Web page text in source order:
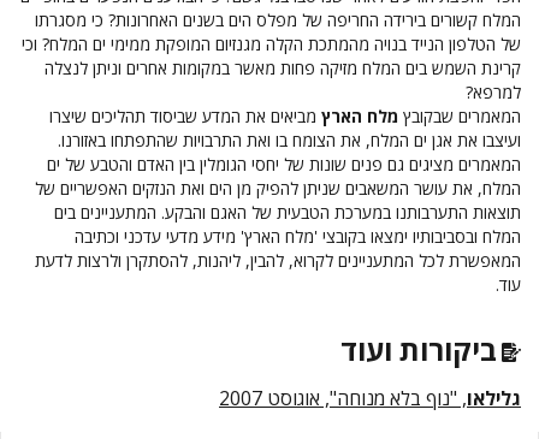
המלח קשורים בירידה החריפה של מפלס הים בשנים האחרונות? כי מסגרתו
של הטלפון הנייד בנויה מהמתכת הקלה מגנזיום המופקת ממימי ים המלח? וכי
קרינת השמש בים המלח מזיקה פחות מאשר במקומות אחרים וניתן לנצלה
למרפא?
המאמרים שבקובץ מלח הארץ מביאים את המדע שביסוד תהליכים שיצרו
ועיצבו את אגן ים המלח, את הצומח בו ואת התרבויות שהתפתחו באזורנו.
המאמרים מציגים גם פנים שונות של יחסי הגומלין בין האדם והטבע של ים
המלח, את עושר המשאבים שניתן להפיק מן הים ואת הנזקים האפשריים של
תוצאות התערבותנו במערכת הטבעית של האגם והבקע. המתעניינים בים
המלח ובסביבותיו ימצאו בקובצי 'מלח הארץ' מידע מדעי עדכני וכתיבה
המאפשרת לכל המתעניינים לקרוא, להבין, ליהנות, להסתקרן ולרצות לדעת
עוד.
ביקורות ועוד
גלילאו, "נוף בלא מנוחה", אוגוסט 2007